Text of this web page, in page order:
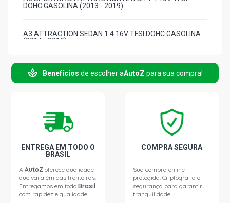
DOHC GASOLINA (2013 - 2019)
A3 ATTRACTION SEDAN 1.4 16V TFSI DOHC GASOLINA
(2014 - 2019)
A3 AMBIENTE SEDAN 1.4 16V TFSI DOHC GASOLINA
(2015 - 2018)
- 2019)
TFSI L4 FLEX (2017 - 2019)
A3 PRESTIGE TFSI S-TRONIC SEDAN 1.4 16V EA211 TFSI
L4 FLEX (2019 - 2021)
Benefícios de escolher aAutoZ para sua compra!
ENTREGA EM TODO O
BRASIL
AAutoZ oferece qualidade
que vai além das fronteiras.
Entregamos em todoBrasil
com rapidez e qualidade.
COMPRA SEGURA
Sua compra online
protegida. Criptografia e
segurança para garantir
tranquilidade.